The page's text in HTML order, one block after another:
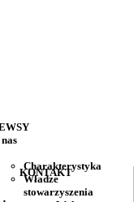
Charakterystyka
Władze
stowarzyszenia
KONTAKT